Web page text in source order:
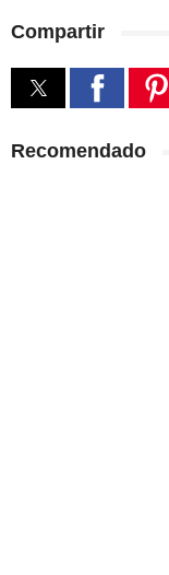
Compartir
Recomendado